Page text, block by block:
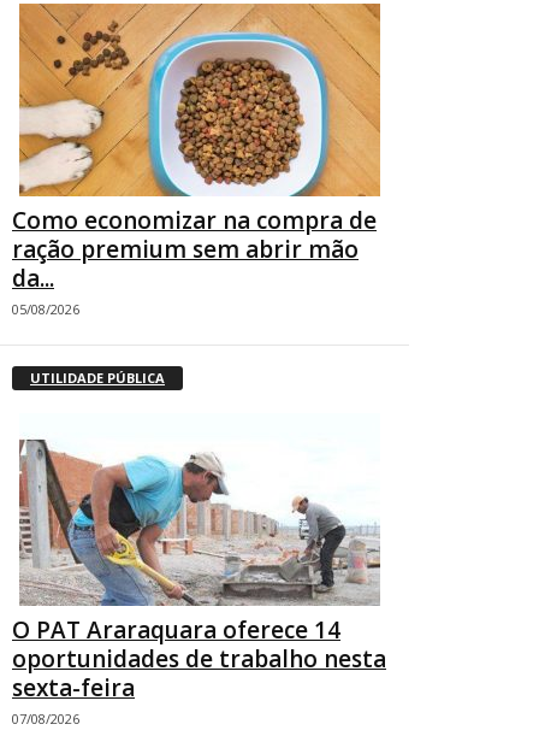
Como economizar na compra de
ração premium sem abrir mão
da...
05/08/2026
UTILIDADE PÚBLICA
O PAT Araraquara oferece 14
oportunidades de trabalho nesta
sexta-feira
07/08/2026